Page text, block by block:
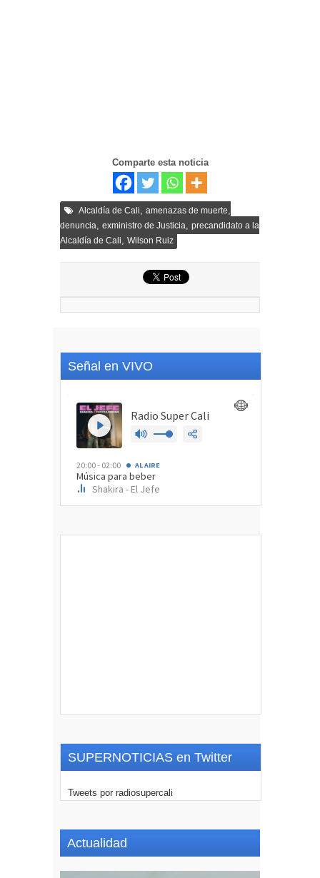
Comparte esta noticia
Alcaldía de Cali amenazas de muerte
denuncia exministro de Justicia precandidato a la
Alcaldía de Cali
Wilson Ruiz
Señal en VIVO
SUPERNOTICIAS en Twitter
Tweets por radiosupercali
Actualidad